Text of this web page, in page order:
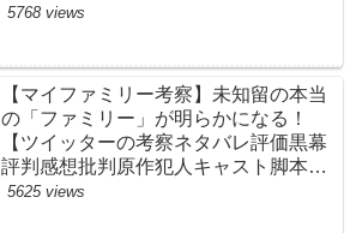
想批判原作犯人キャスト脚本あらすじ
5768 views
【マイファミリー考察】未知留の本当
の「ファミリー」が明らかになる！
【ツイッターの考察ネタバレ評価黒幕
評判感想批判原作犯人キャスト脚本あ
らすじ伏線まとめ】
5625 views